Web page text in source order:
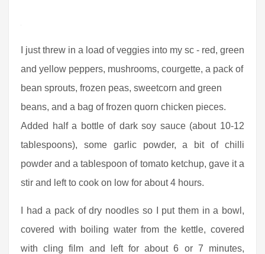
I just threw in a load of veggies into my sc - red, green
and yellow peppers, mushrooms, courgette, a pack of
bean sprouts, frozen peas, sweetcorn and green
beans, and a bag of frozen quorn chicken pieces.
Added half a bottle of dark soy sauce (about 10-12
tablespoons), some garlic powder, a bit of chilli
powder and a tablespoon of tomato ketchup, gave it a
stir and left to cook on low for about 4 hours.
I had a pack of dry noodles so I put them in a bowl,
covered with boiling water from the kettle, covered
with cling film and left for about 6 or 7 minutes,